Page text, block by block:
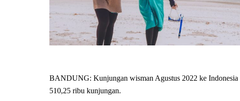
BANDUNG: Kunjungan wisman Agustus 2022 ke Indonesia
510,25 ribu kunjungan.